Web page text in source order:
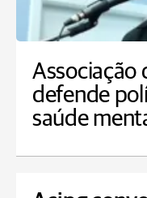
Associação
defende
saúde